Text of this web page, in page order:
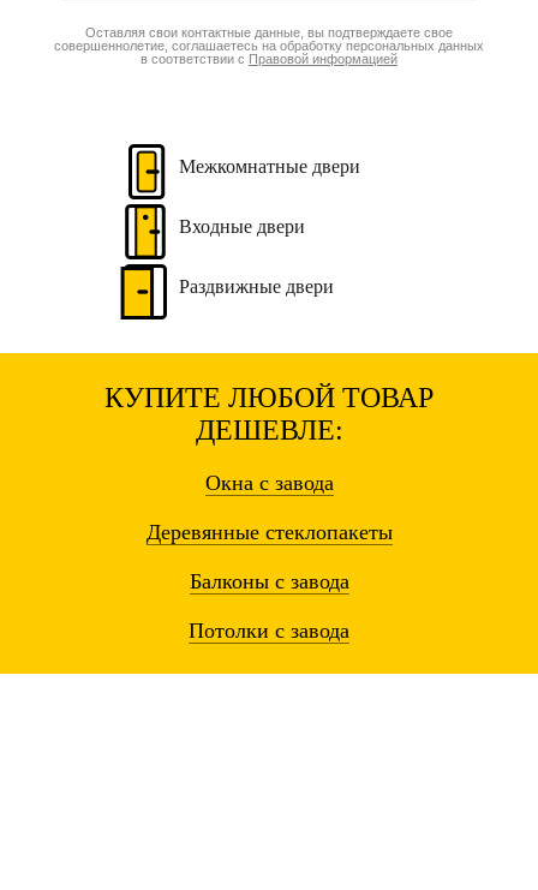
Оставляя свои контактные данные, вы подтверждаете свое
совершеннолетие, соглашаетесь на обработку персональных данных
в соответствии с Правовой информацией
Межкомнатные двери
Входные двери
Раздвижные двери
КУПИТЕ ЛЮБОЙ ТОВАР
ДЕШЕВЛЕ:
Окнас завода
Деревянные стеклопакеты
Балконы с завода
Потолки с завода